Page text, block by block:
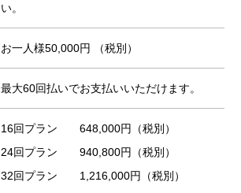
い。
お一人様50,000円 （税別）
最大60回払いでお支払いいただけます。
16回プラン 648,000円（税別）
24回プラン 940,800円（税別）
32回プラン 1,216,000円（税別）